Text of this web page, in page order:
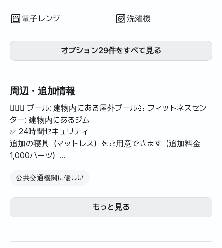
電子レンジ 洗濯機
オプション29件をすべて見る
周辺・追加情報
🏊🏼‍♀️ プール: 建物内にある屋外プール💪 フィットネスセン
ター: 建物内にあるジム
✅ 24時間セキュリティ
追加の寝具（マットレス）をご用意できます（追加料金
1,000バーツ）
Dコンドミニアム坪はDコンドミニアムシリーズの中で最も
す。
新築のため、設備も非常に整っており、広々としたプール
た、セキュリティも厳重で、24時間安心してお過ごしいた
公共交通機関に優しい
もっと見る